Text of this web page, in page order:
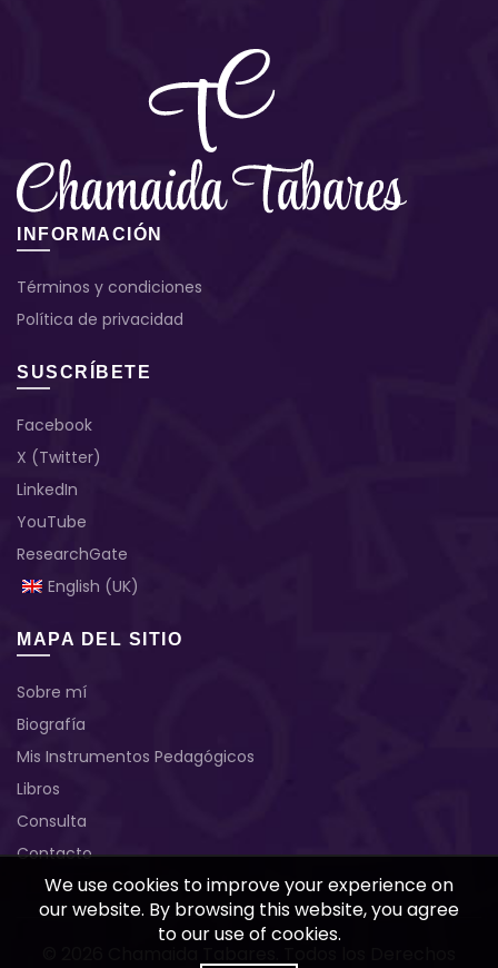
INFORMACIÓN
Términos y condiciones
Política de privacidad
SUSCRÍBETE
Facebook
X (Twitter)
LinkedIn
YouTube
ResearchGate
English (UK)
MAPA DEL SITIO
Sobre mí
Biografía
Mis Instrumentos Pedagógicos
Libros
Consulta
Contacto
We use cookies to improve your experience on
our website. By browsing this website, you agree
to our use of cookies.